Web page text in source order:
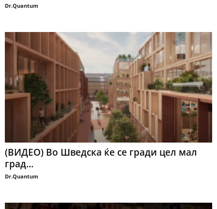
Dr.Quantum
(ВИДЕО) Во Шведска ќе се гради цел мал
град...
Dr.Quantum